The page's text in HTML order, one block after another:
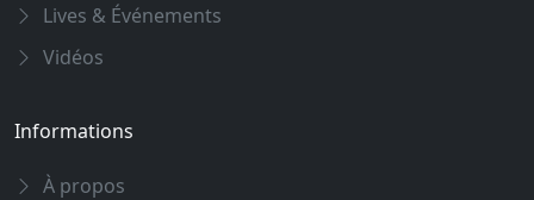
Lives & Événements
Vidéos
Informations
À propos